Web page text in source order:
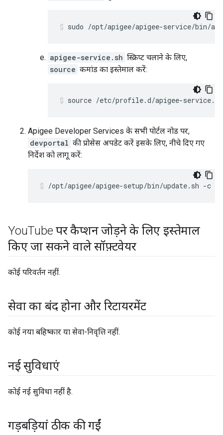
sudo /opt/apigee/apigee-service/bin/
apigee-service.sh स्क्रिप्ट चलाने के लिए,
source कमांड का इस्तेमाल करें:
source /etc/profile.d/apigee-service.sh
Apigee Developer Services के सभी पोर्टल नोड पर,
devportal की प्रोसेस अपडेट करें इसके लिए, नीचे दिए गए
निर्देश को लागू करें:
/opt/apigee/apigee-setup/bin/update.sh -c
YouTube पर कैप्शन जोड़ने के लिए इस्तेमाल
किए जा सकने वाले सॉफ़्टवेयर
कोई परिवर्तन नहीं.
सेवा का बंद होना और रिटायरमेंट
कोई नया बहिष्कार या सेवा-निवृत्ति नहीं.
नई सुविधाएं
कोई नई सुविधा नहीं है.
गड़बड़ियां ठीक की गईं